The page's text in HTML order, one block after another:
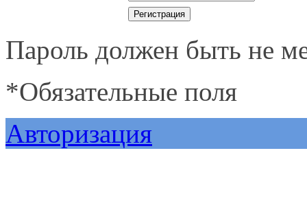
Пароль должен быть не
*Обязательные поля
Авторизация